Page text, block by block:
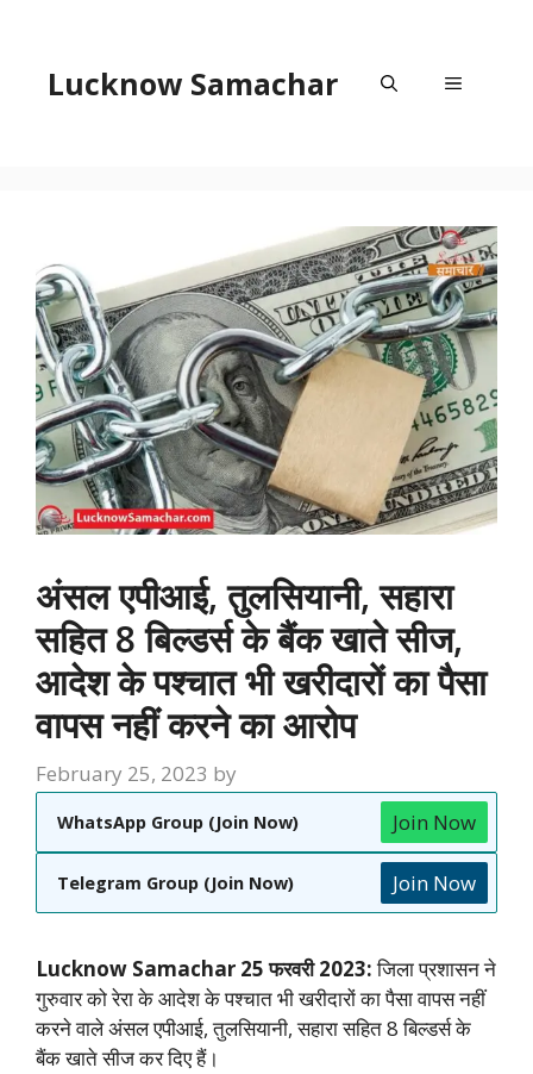
contentLucknow Samachar Menu
अंसल एपीआई, तुलसियानी, सहारा
सहित 8 बिल्डर्स के बैंक खाते सीज,
आदेश के पश्चात भी खरीदारों का पैसा
वापस नहीं करने का आरोप
February 25, 2023 by
WhatsApp Group (Join Now) Join Now
Telegram Group (Join Now) Join Now
Lucknow Samachar 25 फरवरी 2023:जिला प्रशासन ने
गुरुवार को रेरा के आदेश के पश्चात भी खरीदारों का पैसा वापस नहीं
करने वाले अंसल एपीआई, तुलसियानी, सहारा सहित 8 बिल्डर्स के
बैंक खाते सीज कर दिए हैं।